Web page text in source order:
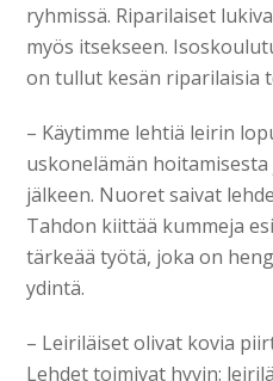
ryhmissä. Riparilaiset
myös itsekseen.
on tullut kesän riparilaisia
– Käytimme lehtiä leirin
uskonelämän
jälkeen. Nuoret saivat
Tahdon kiittää kummeja
tärkeää työtä, joka on
ydintä.
– Leiriläiset olivat kovia
Lehdet toimivat hyvin: